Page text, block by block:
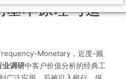
基本原理与适
Monetary，近度-频
业调研中客户价值分析的经典工